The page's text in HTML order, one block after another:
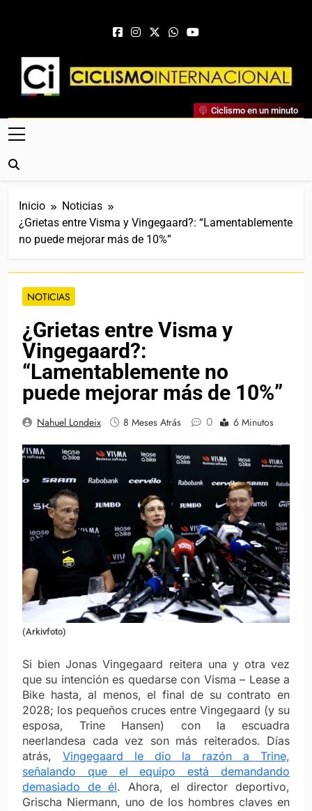
Ciclismo Internacional
Web Dedicada Al Ciclismo Mundial. Entrevistas, Análisis,
Crónicas, Previas Y Más. La Web Ciclista De Referencia.
Ciclismo en un minuto
Inicio
Noticias
¿Grietas entre Visma y Vingegaard?: “Lamentablemente
no puede mejorar más de 10%”
NOTICIAS
¿Grietas entre Visma y
Vingegaard?:
“Lamentablemente no
puede mejorar más de 10%”
Nahuel Londeix 8 Meses Atrás 0 6 Minutos
(Arkivfoto)
Si bien Jonas Vingegaard reitera una y otra vez
que su intención es quedarse con Visma – Lease a
Bike hasta, al menos, el final de su contrato en
2028; los pequeños cruces entre Vingegaard (y su
esposa, Trine Hansen) con la escuadra
neerlandesa cada vez son más reiterados. Días
atrás, Vingegaard le dio la razón a Trine,
señalando que el equipo está demandando
demasiado de él. Ahora, el director deportivo,
Grischa Niermann, uno de los hombres claves en